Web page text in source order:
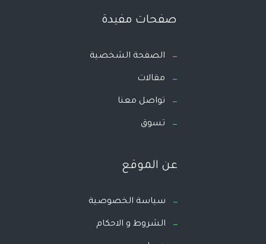
صفحات مفيدة
الصفحة الشخصية
مقالات
تواصل معنا
تسوق
عن الموقع
سياسة الخصوصية
الشروط و الاحكام